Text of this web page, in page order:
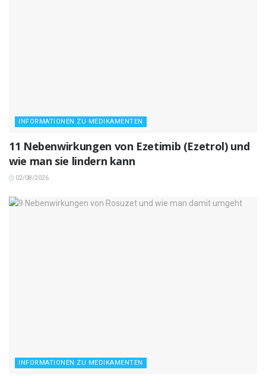
INFORMATIONEN ZU MEDIKAMENTEN
11 Nebenwirkungen von Ezetimib (Ezetrol) und
wie man sie lindern kann
02/08/2026
INFORMATIONEN ZU MEDIKAMENTEN